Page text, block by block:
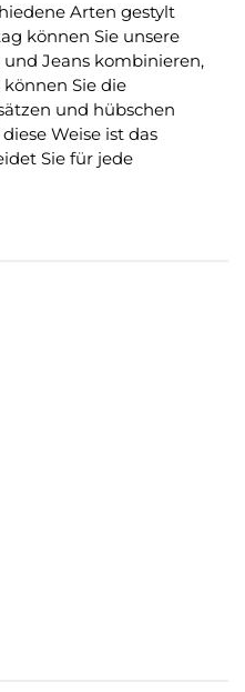
Arten gestylt
können Sie unsere
Jeans kombinieren,
Sie die
und hübschen
Weise ist das
Sie für jede